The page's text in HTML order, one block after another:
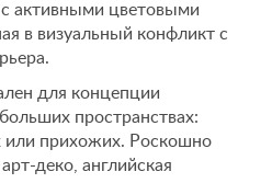
с активными цветовыми
в визуальный конфликт с
для концепции
пространствах:
или прихожих. Роскошно
деко, английская